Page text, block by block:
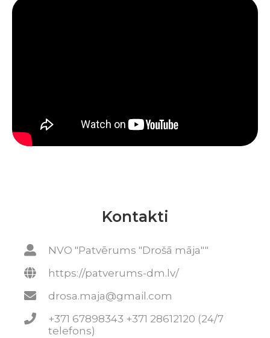
Kontakti
NVO "Patvērums "Drošā māja""
https://patverums-dm.lv/
drosa.maja@gmail.com
+371 67898343 +371 28612120 (24/7
telefons)